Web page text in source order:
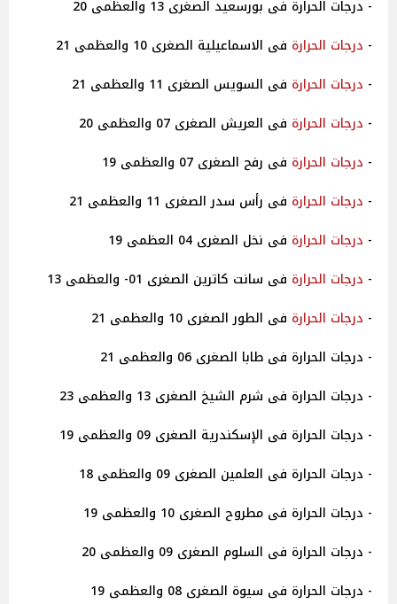
- درجات الحرارة فى بورسعيد الصغرى 13 والعظمى 20
- درجات الحرارة فى الاسماعيلية الصغرى 10 والعظمى 21
- درجات الحرارة فى السويس الصغرى 11 والعظمى 21
- درجات الحرارة فى العريش الصغرى 07 والعظمى 20
- درجات الحرارة فى رفح الصغرى 07 والعظمى 19
- درجات الحرارة فى رأس سدر الصغرى 11 والعظمى 21
- درجات الحرارة فى نخل الصغرى 04 العظمى 19
- درجات الحرارة فى سانت كاترين الصغرى 01- والعظمى 13
- درجات الحرارة فى الطور الصغرى 10 والعظمى 21
- درجات الحرارة فى طابا الصغرى 06 والعظمى 21
- درجات الحرارة فى شرم الشيخ الصغرى 13 والعظمى 23
- درجات الحرارة فى الإسكندرية الصغرى 09 والعظمى 19
- درجات الحرارة فى العلمين الصغرى 09 والعظمى 18
- درجات الحرارة فى مطروح الصغرى 10 والعظمى 19
- درجات الحرارة فى السلوم الصغرى 09 والعظمى 20
- درجات الحرارة فى سيوة الصغرى 08 والعظمى 19